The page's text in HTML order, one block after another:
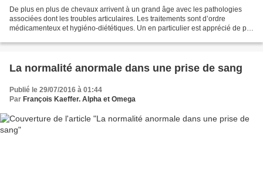
De plus en plus de chevaux arrivent à un grand âge avec les pathologies
associées dont les troubles articulaires. Les traitements sont d’ordre
médicamenteux et hygiéno-diététiques. Un en particulier est apprécié de par
La normalité anormale dans une prise de sang
Publié le 29/07/2016 à 01:44
Par François Kaeffer. Alpha et Omega